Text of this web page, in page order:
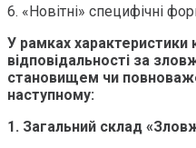
6. «Новітні» специфічні
У рамках характеристики
відповідальності за
становищем чи
наступному:
1. Загальний склад